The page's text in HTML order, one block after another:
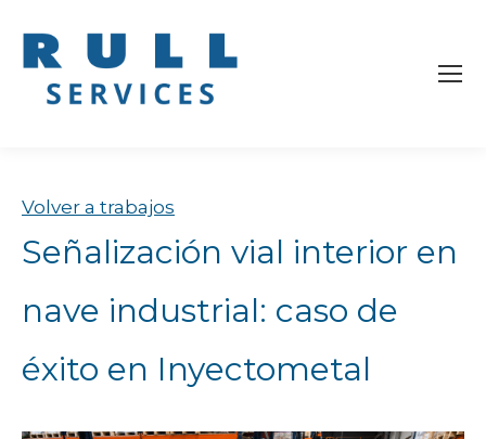
Volver a trabajos
Señalización vial interior en
nave industrial: caso de
éxito en Inyectometal